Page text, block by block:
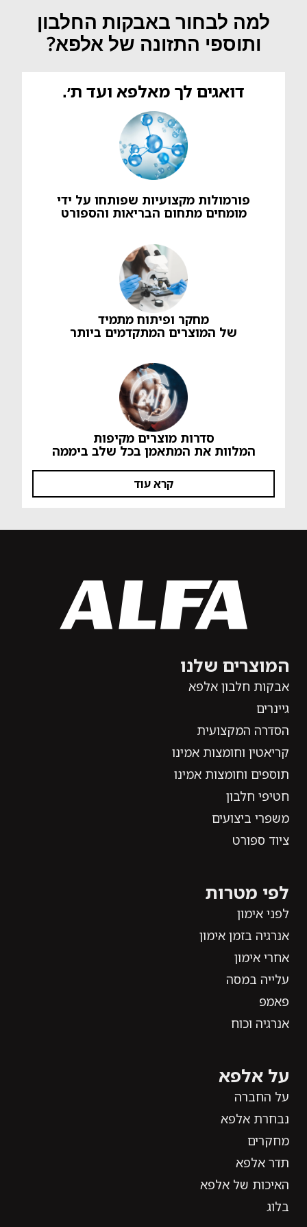
למה לבחור באבקות החלבון
ותוספי התזונה של אלפא?
דואגים לך מאלפא ועד ת׳.
פורמולות מקצועיות שפותחו על ידי
מומחים מתחום הבריאות והספורט
מחקר ופיתוח מתמיד
של המוצרים המתקדמים ביותר
סדרות מוצרים מקיפות
המלוות את המתאמן בכל שלב ביממה
קרא עוד
המוצרים שלנו
אבקות חלבון אלפא
גיינרים
הסדרה המקצועית
קריאטין וחומצות אמינו
תוספים וחומצות אמינו
חטיפי חלבון
משפרי ביצועים
ציוד ספורט
לפי מטרות
לפני אימון
אנרגיה בזמן אימון
אחרי אימון
עלייה במסה
פאמפ
אנרגיה וכוח
על אלפא
על החברה
נבחרת אלפא
מחקרים
תדר אלפא
האיכות של אלפא
בלוג